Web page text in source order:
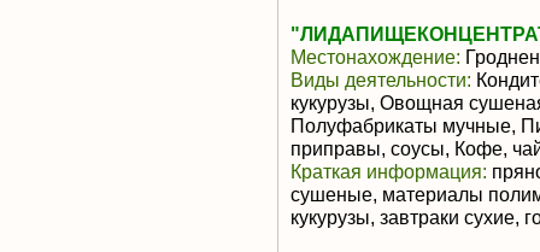
Местонахождение:
Виды деятельности:
кукурузы, Овощная
Полуфабрикаты мучные,
приправы, соусы, Кофе,
Краткая информация:
сушеные, материалы
кукурузы, завтраки сухие,